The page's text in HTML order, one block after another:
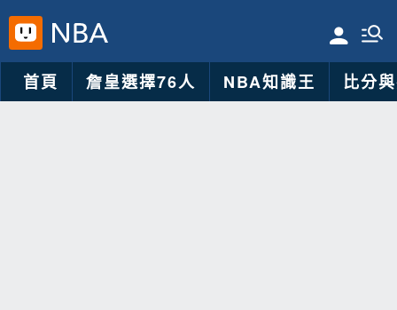
首頁 詹皇選擇76人 NBA知識王 比分